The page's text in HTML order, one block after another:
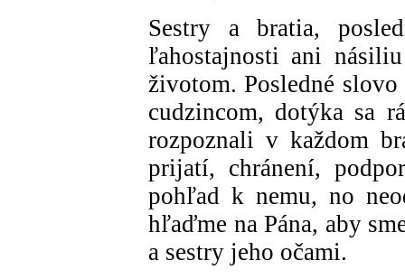
Sestry a bratia,
ľahostajnosti ani
životom. Posledné
cudzincom, dotýka sa
rozpoznali v každom
prijatí, chránení,
pohľad k nemu, no
hľaďme na Pána, aby
a sestry jeho očami.